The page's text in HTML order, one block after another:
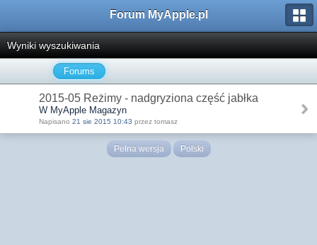
Forum MyApple.pl
Wyniki wyszukiwania
Forums
2015-05 Reżimy - nadgryziona część jabłka
W MyApple Magazyn
Napisano 21 sie 2015 10:43 przez tomasz
Pełna wersja Polski